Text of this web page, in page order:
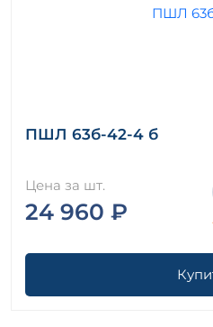
ПШЛ 63б-42-4 б
Цена за шт.
24 960 ₽